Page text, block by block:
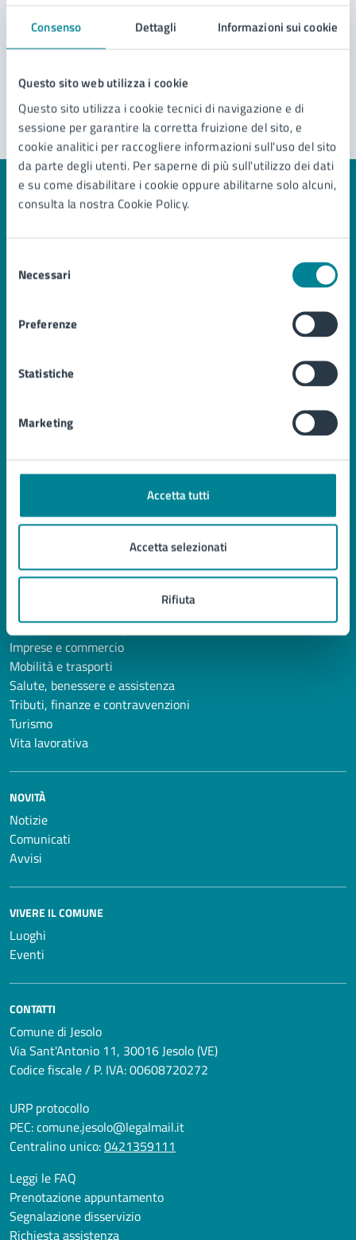
Consenso Dettagli Informazioni sui cookie
Questo sito web utilizza i cookie
Questo sito utilizza i cookie tecnici di navigazione e di
sessione per garantire la corretta fruizione del sito, e
cookie analitici per raccogliere informazioni sull'uso del sito
da parte degli utenti. Per saperne di più sull'utilizzo dei dati
e su come disabilitare i cookie oppure abilitarne solo alcuni,
consulta la nostra Cookie Policy.
delNecessari
Preferenze
Statistiche
Marketing
Accetta tutti
Accetta selezionati
Rifiuta
Prenota appuntamento
Segnala disservizio
Organi di governo
Enti e fondazioni
Personale amministrativo
Documenti e Dati
Ambiente
Anagrafe e stato civile
Catasto e urbanistica
Giustizia e sicurezza pubblica
Imprese e commercio
Mobilità e trasporti
Salute, benessere e assistenza
Tributi, finanze e contravvenzioni
Turismo
Vita lavorativa
NOVITÀ
Notizie
Comunicati
Avvisi
VIVERE IL COMUNE
Luoghi
Eventi
CONTATTI
Comune di Jesolo
Via Sant'Antonio 11, 30016 Jesolo (VE)
Codice fiscale / P. IVA: 00608720272
URP protocollo
PEC:comune.jesolo@legalmail.it
Centralino unico:0421359111
Leggi le FAQ
Prenotazione appuntamento
Segnalazione disservizio
Richiesta assistenza